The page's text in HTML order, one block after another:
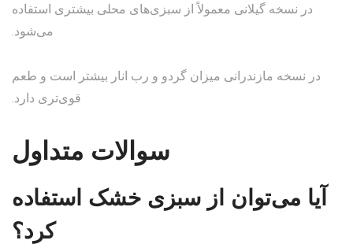
در نسخه گیلانی معمولاً از سبزی‌های محلی بیشتری استفاده
می‌شود.
در نسخه مازندرانی میزان گردو و رب انار بیشتر است و طعم
قوی‌تری دارد.
سوالات متداول
آیا می‌توان از سبزی خشک استفاده
کرد؟